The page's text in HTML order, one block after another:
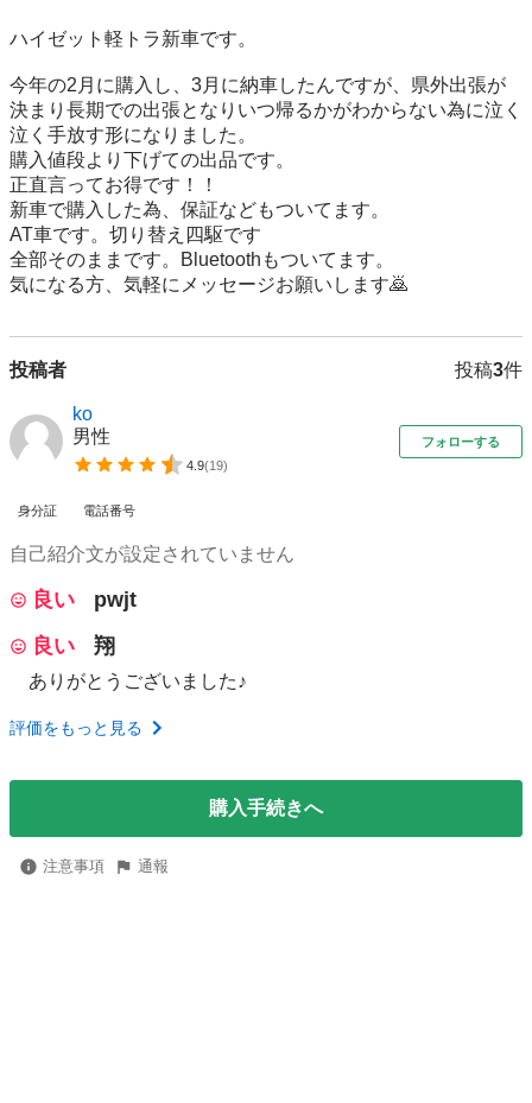
ハイゼット軽トラ新車です。
今年の2月に購入し、3月に納車したんですが、県外出張が
決まり長期での出張となりいつ帰るかがわからない為に泣く
泣く手放す形になりました。
購入値段より下げての出品です。
正直言ってお得です！！
新車で購入した為、保証などもついてます。
AT車です。切り替え四駆です
全部そのままです。Bluetoothもついてます。
気になる方、気軽にメッセージお願いします🙇
投稿者 投稿3件
ko
男性
4.9(19)
フォローする
身分証 電話番号
自己紹介文が設定されていません
良い
pwjt
良い
翔
ありがとうございました♪
評価をもっと見る
購入手続きへ
注意事項 通報